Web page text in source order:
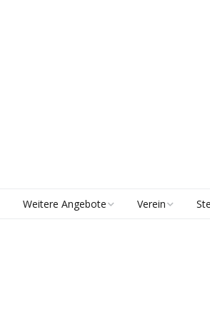
Weitere Angebote Verein